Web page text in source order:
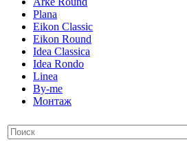
Plana
Eikon Classic
Eikon Round
Idea Classica
Idea Rondo
Linea
By-me
Монтаж